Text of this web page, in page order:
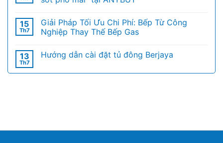
15
Th7
Giải Pháp Tối Ưu Chi Phí: Bếp Từ Công
Nghiệp Thay Thế Bếp Gas
13
Th7
Hướng dẫn cài đặt tủ đông Berjaya